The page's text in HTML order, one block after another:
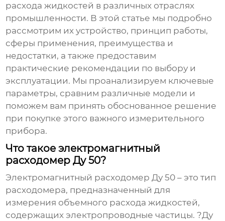
расхода жидкостей в различных отраслях
промышленности. В этой статье мы подробно
рассмотрим их устройство, принцип работы,
сферы применения, преимущества и
недостатки, а также предоставим
практические рекомендации по выбору и
эксплуатации. Мы проанализируем ключевые
параметры, сравним различные модели и
поможем вам принять обоснованное решение
при покупке этого важного измерительного
прибора.
Что такое электромагнитный
расходомер Ду 50?
Электромагнитный расходомер Ду 50 – это тип
расходомера, предназначенный для
измерения объемного расхода жидкостей,
содержащих электропроводные частицы. ?Ду